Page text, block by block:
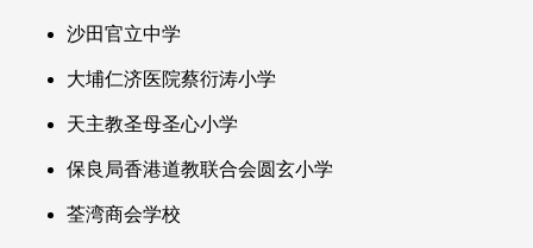
沙田官立中学
大埔仁济医院蔡衍涛小学
天主教圣母圣心小学
保良局香港道教联合会圆玄小学
荃湾商会学校